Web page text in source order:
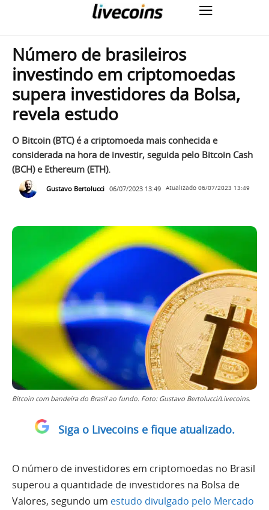
Número de brasileiros
investindo em criptomoedas
supera investidores da Bolsa,
revela estudo
O Bitcoin (BTC) é a criptomoeda mais conhecida e
considerada na hora de investir, seguida pelo Bitcoin Cash
(BCH) e Ethereum (ETH).
Gustavo Bertolucci 06/07/2023 13:49 Atualizado 06/07/2023 13:49
Bitcoin com bandeira do Brasil ao fundo. Foto: Gustavo Bertolucci/Livecoins.
Siga o Livecoins e fique atualizado.
O número de investidores em criptomoedas no Brasil
superou a quantidade de investidores na Bolsa de
Valores, segundo um estudo divulgado pelo Mercado